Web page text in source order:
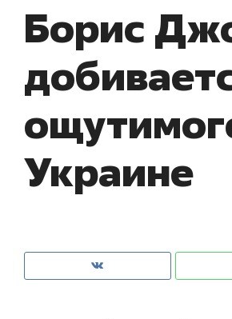
Борис
Украине
правил,
потерять
Как бизнесу
чем интересен